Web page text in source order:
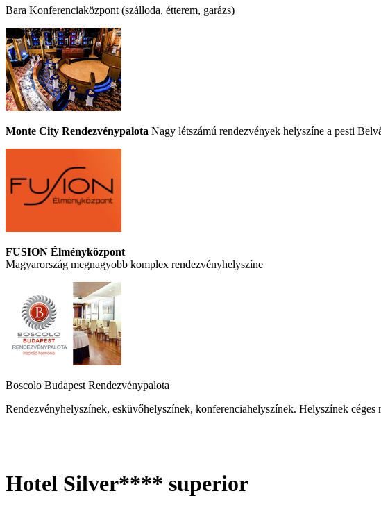
Bara Konferenciaközpont (szálloda, étterem, garázs)
Monte City Rendezvénypalota Nagy létszámú rendezvények helyszíne a pesti
FUSION Élményközpont
Magyarország megnagyobb komplex rendezvényhelyszíne
Boscolo Budapest Rendezvénypalota
Rendezvényhelyszínek, esküvőhelyszínek, konferenciahelyszínek. Helyszínek céges
Hotel Silver**** superior